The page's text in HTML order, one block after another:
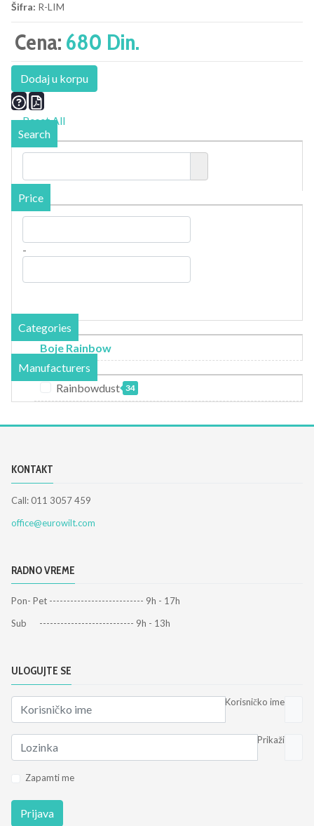
Šifra: R-LIM
Cena: 680 Din.
Dodaj u korpu
Reset All
Search
Price
-
Categories
Boje Rainbow
Manufacturers
Rainbowdust 34
KONTAKT
Call: 011 3057 459
office@eurowilt.com
RADNO VREME
Pon- Pet --------------------------- 9h - 17h
Sub --------------------------- 9h - 13h
ULOGUJTE SE
Korisničko ime
Prikaži
Zapamti me
Prijava